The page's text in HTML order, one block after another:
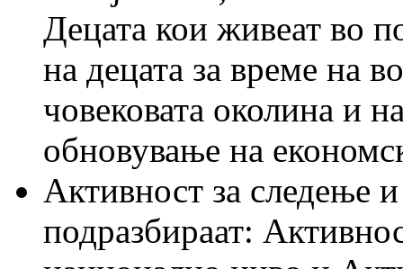
Децата кои живеат во
на децата за време на
човековата околина и
обновување на
Активност за следење
подразбираат: